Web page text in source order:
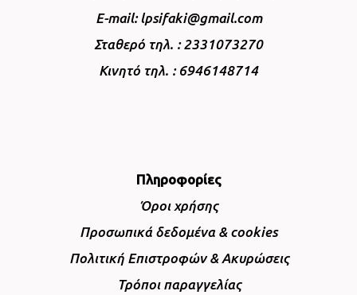
E-mail: lpsifaki@gmail.com
Σταθερό τηλ. : 2331073270
Κινητό τηλ. : 6946148714
Πληροφορίες
Όροι χρήσης
Προσωπικά δεδομένα & cookies
Πολιτική Επιστροφών & Ακυρώσεις
Τρόποι παραγγελίας